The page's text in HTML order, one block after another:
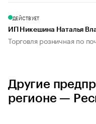
ДЕЙСТВУЕТ
ИП Никешина Наталья
Торговля розничная по
Другие
регионе —